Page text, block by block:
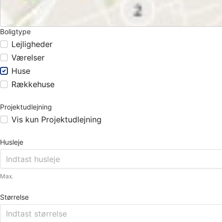
Boligtype
Lejligheder
Værelser
Huse
Rækkehuse
Projektudlejning
Vis kun Projektudlejning
Husleje
Max.
Størrelse